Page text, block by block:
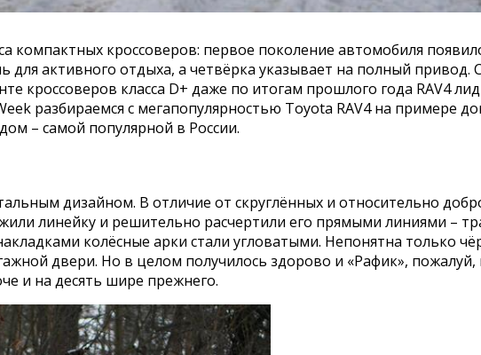
компактных кроссоверов: первое поколение автомобиля
для активного отдыха, а четвёрка указывает на полный
кроссоверов класса D+ даже по итогам прошлого года RAV4
разбираемся с мегапопулярностью Toyota RAV4 на примере
– самой популярной в России.
дизайном. В отличие от скруглённых и относительно
линейку и решительно расчертили его прямыми линиями –
колёсные арки стали угловатыми. Непонятна только
двери. Но в целом получилось здорово и «Рафик»,
и на десять шире прежнего.